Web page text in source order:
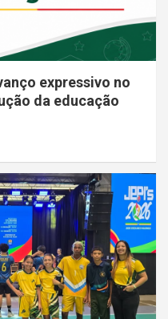
expressivo no
da educação